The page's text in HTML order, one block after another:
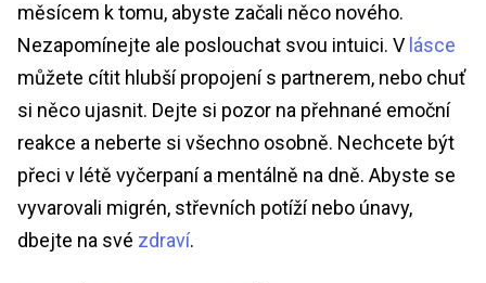
měsícem k tomu, abyste začali něco nového.
Nezapomínejte ale poslouchat svou intuici. V lásce
můžete cítit hlubší propojení s partnerem, nebo chuť
si něco ujasnit. Dejte si pozor na přehnané emoční
reakce a neberte si všechno osobně. Nechcete být
přeci v létě vyčerpaní a mentálně na dně. Abyste se
vyvarovali migrén, střevních potíží nebo únavy,
dbejte na své zdraví.